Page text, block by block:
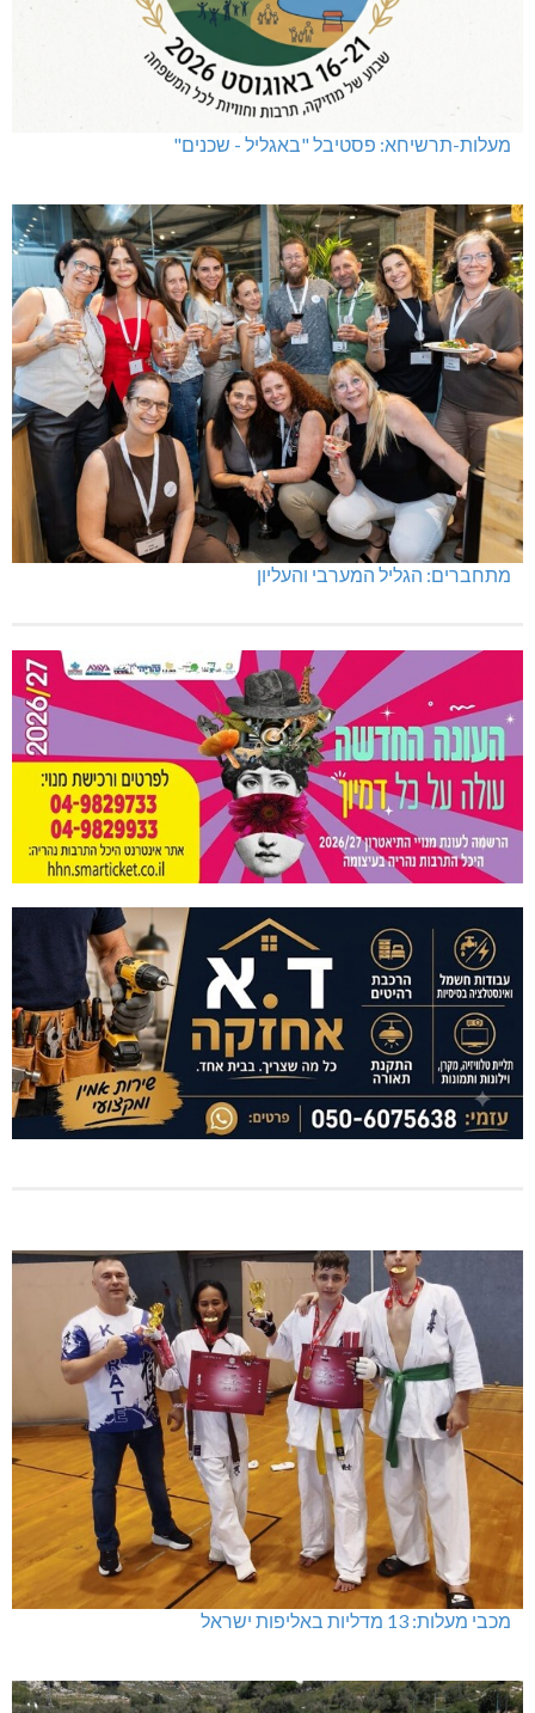
מעלות-תרשיחא: פסטיבל "באגליל - שכנים"
מתחברים: הגליל המערבי והעליון
מכבי מעלות: 13 מדליות באליפות ישראל